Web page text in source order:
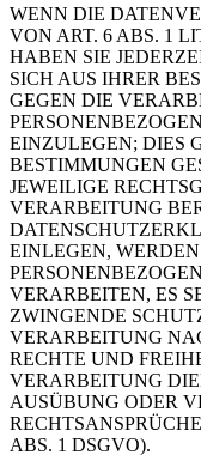
WENN DIE
VON ART. 6 ABS. 1
HABEN SIE
SICH AUS IHRER
GEGEN DIE
EINZULEGEN; DIES
BESTIMMUNGEN
JEWEILIGE
VERARBEITUNG
EINLEGEN,
VERARBEITEN, ES
ZWINGENDE
VERARBEITUNG
RECHTE UND
VERARBEITUNG
AUSÜBUNG ODER
ABS. 1 DSGVO).